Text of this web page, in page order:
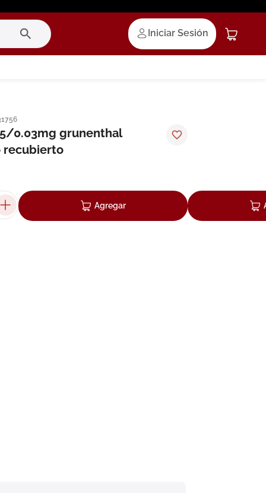
Iniciar Sesión
0.03mg grunenthal
recubierto
Agregar